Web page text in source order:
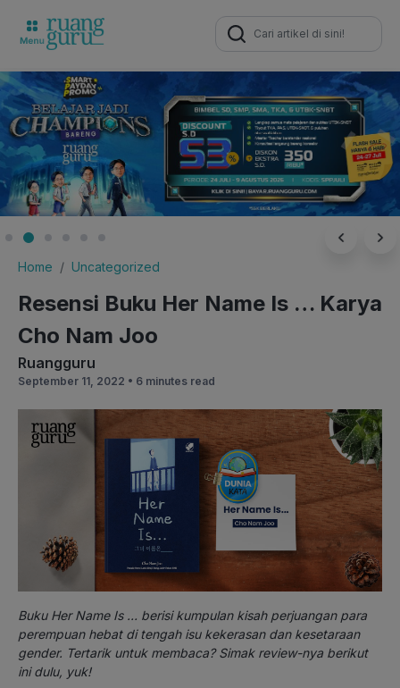
Search
for:
Home Uncategorized
Resensi Buku Her Name Is … Karya
Cho Nam Joo
Ruangguru
September 11, 2022 • 6 minutes read
Buku Her Name Is … berisi kumpulan kisah perjuangan para
perempuan hebat di tengah isu kekerasan dan kesetaraan
gender. Tertarik untuk membaca? Simak review-nya berikut
ini dulu, yuk!